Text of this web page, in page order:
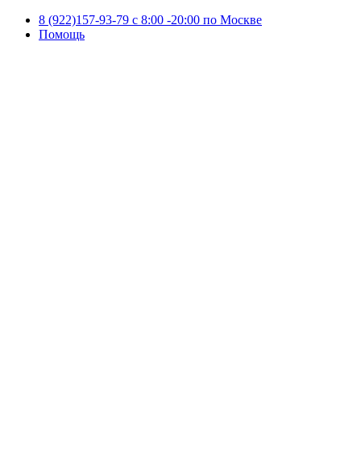
8 (922)157-93-79 c 8:00 -20:00 по Москве
Помощь